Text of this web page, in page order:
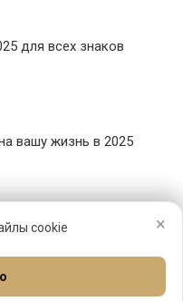
×
cookie
для всех знаков
вашу жизнь в 2025